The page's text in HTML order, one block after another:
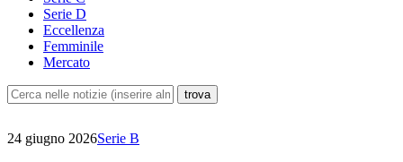
Serie D
Eccellenza
Femminile
Mercato
24 giugno 2026Serie B